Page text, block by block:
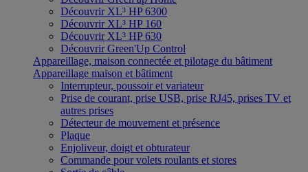
Découvrir XL³ HP 6300
Découvrir XL³ HP 160
Découvrir XL³ HP 630
Découvrir Green'Up Control
Appareillage, maison connectée et pilotage du bâtiment
Appareillage maison et bâtiment
Interrupteur, poussoir et variateur
Prise de courant, prise USB, prise RJ45, prises TV et
autres prises
Détecteur de mouvement et présence
Plaque
Enjoliveur, doigt et obturateur
Commande pour volets roulants et stores